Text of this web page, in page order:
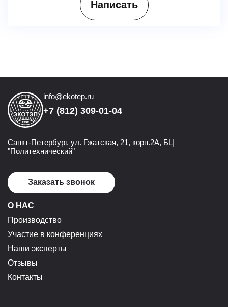
Написать
info@ekotep.ru
+7 (812) 309-01-04
Санкт-Петербург, ул. Гжатская, 21, корп.2А, БЦ
"Политехнический"
Заказать звонок
О НАС
Производство
Участие в конференциях
Наши эксперты
Отзывы
Контакты